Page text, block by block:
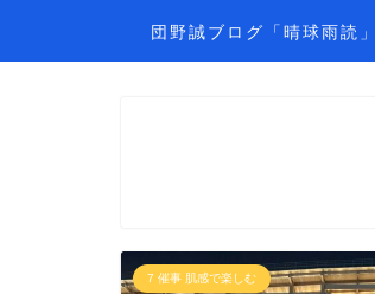
団野誠ブログ「晴球雨読
7 催事 肌感で楽しむ